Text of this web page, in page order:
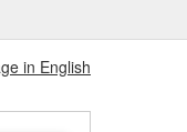
in English